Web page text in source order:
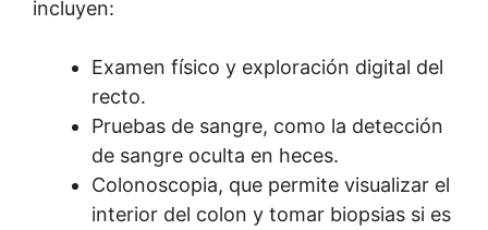
incluyen:
Examen físico y exploración digital del
recto.
Pruebas de sangre, como la detección
de sangre oculta en heces.
Colonoscopia, que permite visualizar el
interior del colon y tomar biopsias si es